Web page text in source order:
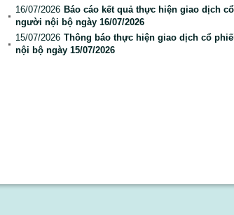
16/07/2026 Báo cáo kết quả thực hiện giao dịch
người nội bộ ngày 16/07/2026
15/07/2026 Thông báo thực hiện giao dịch cổ
nội bộ ngày 15/07/2026